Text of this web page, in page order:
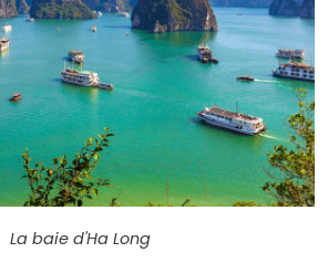
La baie d'Ha Long